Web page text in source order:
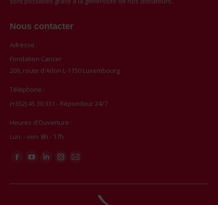
Nous contacter
Adresse :
Fondation Cancer
209, route d'Arlon L-1150 Luxembourg
Téléphone :
(+352) 45 30 331 - Répondeur 24/7
Heures d'Ouverture :
Lun. - ven. 8h - 17h
Trouvez nous sur :
LinkedInInstagram